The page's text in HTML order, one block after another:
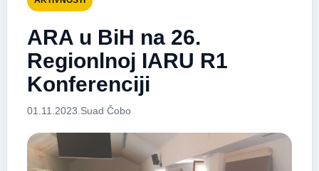
ARA u BiH na 26.
Regionlnoj IARU R1
Konferenciji
01.11.2023. Suad Čobo